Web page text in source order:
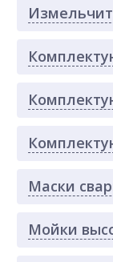
Маски
Мойки